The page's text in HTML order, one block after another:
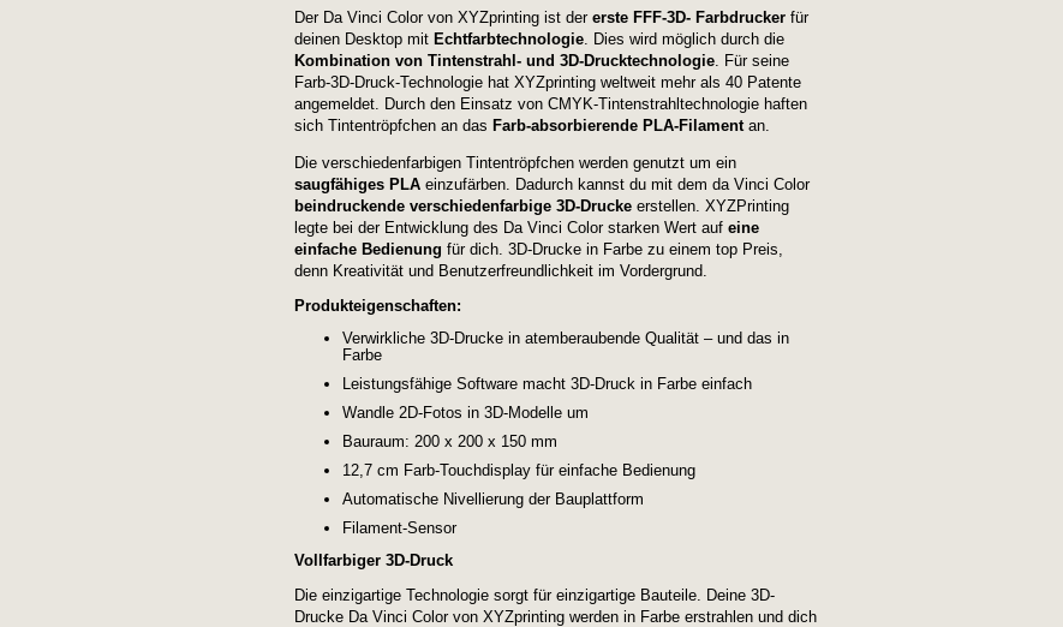
Der Da Vinci Color von XYZprinting ist der erste FFF-3D- Farbdrucker für
deinen Desktop mit Echtfarbtechnologie. Dies wird möglich durch die
Kombination von Tintenstrahl- und 3D-Drucktechnologie. Für seine
Farb-3D-Druck-Technologie hat XYZprinting weltweit mehr als 40 Patente
angemeldet. Durch den Einsatz von CMYK-Tintenstrahltechnologie haften
sich Tintentröpfchen an das Farb-absorbierende PLA-Filamentan.
Die verschiedenfarbigen Tintentröpfchen werden genutzt um ein
saugfähiges PLA einzufärben. Dadurch kannst du mit dem da Vinci Color
beindruckende verschiedenfarbige 3D-Drucke erstellen. XYZPrinting
legte bei der Entwicklung des Da Vinci Color starken Wert auf eine
einfache Bedienung für dich. 3D-Drucke in Farbe zu einem top Preis,
denn Kreativität und Benutzerfreundlichkeit im Vordergrund.
Produkteigenschaften:
Verwirkliche 3D-Drucke in atemberaubende Qualität – und das in
Farbe
Leistungsfähige Software macht 3D-Druck in Farbe einfach
Wandle 2D-Fotos in 3D-Modelle um
Bauraum: 200 x 200 x 150 mm
12,7 cm Farb-Touchdisplay für einfache Bedienung
Automatische Nivellierung der Bauplattform
Filament-Sensor
Vollfarbiger 3D-Druck
Die einzigartige Technologie sorgt für einzigartige Bauteile. Deine 3D-
Drucke Da Vinci Color von XYZprinting werden in Farbe erstrahlen und dich